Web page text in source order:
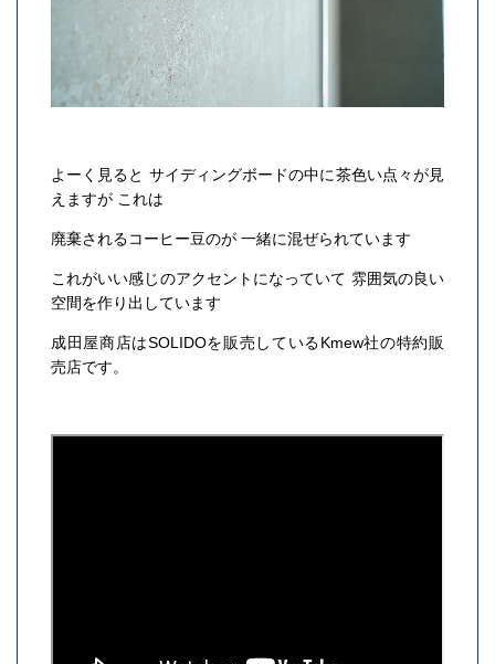
よーく見ると サイディングボードの中に茶色い点々が見
えますが これは
廃棄されるコーヒー豆のが 一緒に混ぜられています
これがいい感じのアクセントになっていて 雰囲気の良い
空間を作り出しています
成田屋商店はSOLIDOを販売しているKmew社の特約販
売店です。